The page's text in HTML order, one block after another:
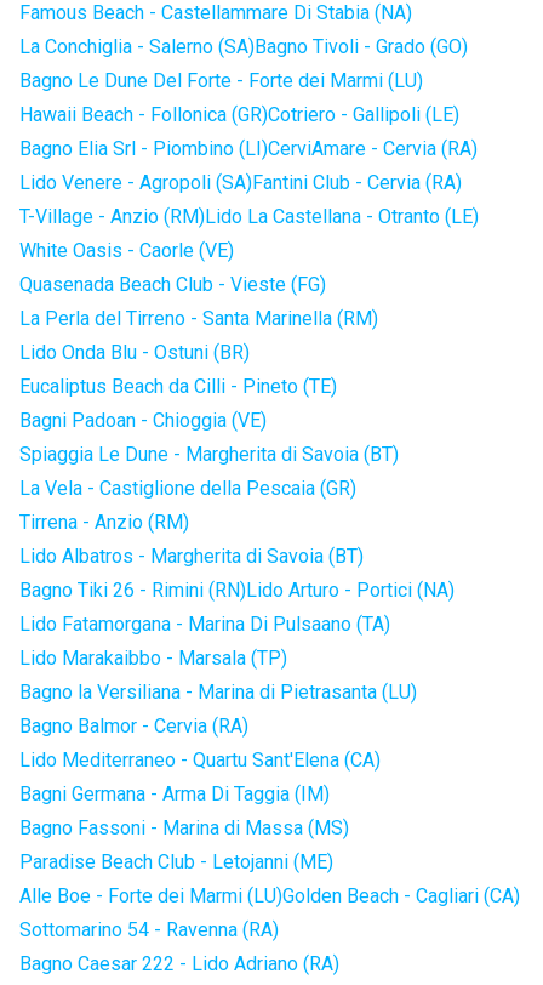
Famous Beach - Castellammare Di Stabia (NA)
La Conchiglia - Salerno (SA)Bagno Tivoli - Grado (GO)
Bagno Le Dune Del Forte - Forte dei Marmi (LU)
Hawaii Beach - Follonica (GR)Cotriero - Gallipoli (LE)
Bagno Elia Srl - Piombino (LI)CerviAmare - Cervia (RA)
Lido Venere - Agropoli (SA)Fantini Club - Cervia (RA)
T-Village - Anzio (RM)Lido La Castellana - Otranto (LE)
White Oasis - Caorle (VE)
Quasenada Beach Club - Vieste (FG)
La Perla del Tirreno - Santa Marinella (RM)
Lido Onda Blu - Ostuni (BR)
Eucaliptus Beach da Cilli - Pineto (TE)
Bagni Padoan - Chioggia (VE)
Spiaggia Le Dune - Margherita di Savoia (BT)
La Vela - Castiglione della Pescaia (GR)
Tirrena - Anzio (RM)
Lido Albatros - Margherita di Savoia (BT)
Bagno Tiki 26 - Rimini (RN)Lido Arturo - Portici (NA)
Lido Fatamorgana - Marina Di Pulsaano (TA)
Lido Marakaibbo - Marsala (TP)
Bagno la Versiliana - Marina di Pietrasanta (LU)
Bagno Balmor - Cervia (RA)
Lido Mediterraneo - Quartu Sant'Elena (CA)
Bagni Germana - Arma Di Taggia (IM)
Bagno Fassoni - Marina di Massa (MS)
Paradise Beach Club - Letojanni (ME)
Alle Boe - Forte dei Marmi (LU)Golden Beach - Cagliari (CA)
Sottomarino 54 - Ravenna (RA)
Bagno Caesar 222 - Lido Adriano (RA)